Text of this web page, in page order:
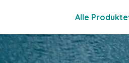
Alle Produkte